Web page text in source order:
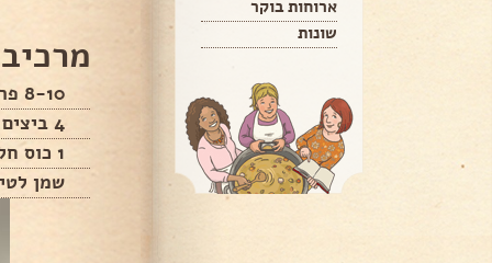
ארוחות בוקר
שונות
8-10 פרוסות לחם (עדיף חלה)
4 ביצים
1 כוס חלב (רבע כוס על כל ביצה)
שמן